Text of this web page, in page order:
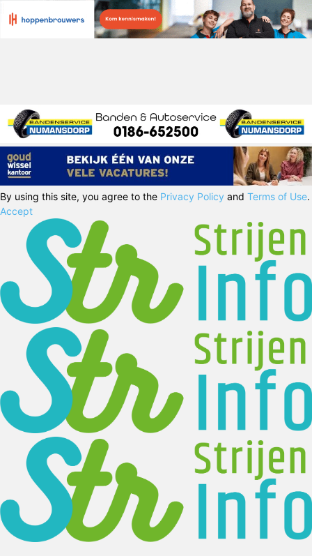
By using this site, you agree to the Privacy Policy and Terms of Use.
Accept